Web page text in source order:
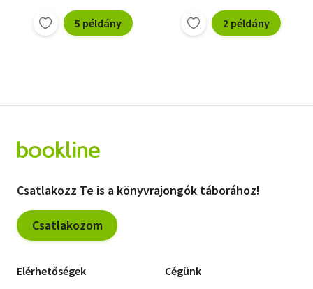
5 példány 2 példány
Csatlakozz Te is a könyvrajongók táborához!
Csatlakozom
Elérhetőségek Cégünk